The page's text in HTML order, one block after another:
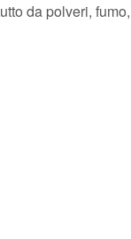
da polveri,